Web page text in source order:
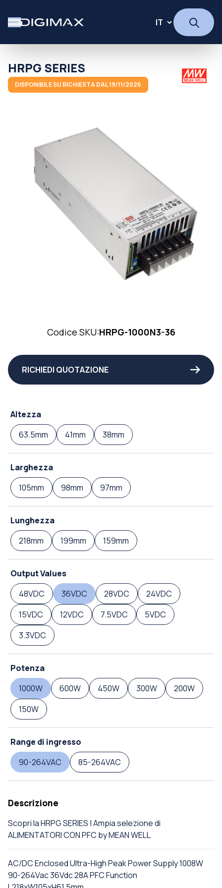
HRPG SERIES
DISPONIBILE SU RICHIESTA DAL 19/11/2026
Codice SKU:HRPG-1000N3-36
RICHIEDI QUOTAZIONE
Altezza
63.5mm
41mm 38mm
Larghezza
105mm
98mm 97mm
Lunghezza
218mm
199mm 159mm
Output Values
48VDC
36VDC 28VDC
24VDC
15VDC
12VDC 7.5VDC
5VDC
3.3VDC
Potenza
1000W
600W 450W 300W
200W
150W
Range di ingresso
90-264VAC
85-264VAC
Descrizione
Scopri la HRPG SERIES | Ampia selezione di
ALIMENTATORI CON PFC by MEAN WELL
AC/DC Enclosed Ultra-High Peak Power Supply 1008W
90-264Vac 36Vdc 28A PFC Function